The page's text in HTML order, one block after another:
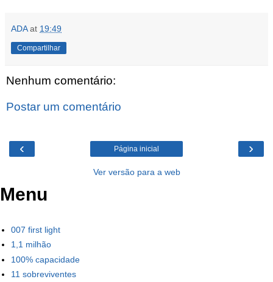
ADA at 19:49
Compartilhar
Nenhum comentário:
Postar um comentário
‹ ›
Página inicial
Ver versão para a web
Menu
007 first light
1,1 milhão
100% capacidade
11 sobreviventes